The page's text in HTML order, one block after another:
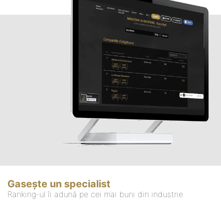
Gasește un specialist
Ranking-ul îi adună pe cei mai buni din industrie